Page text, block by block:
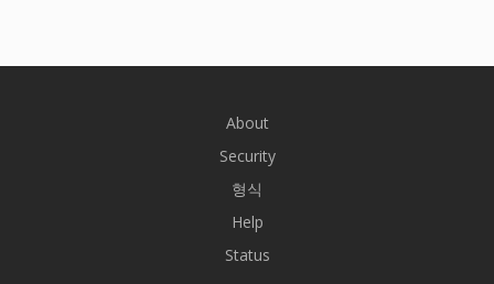
About
Security
형식
Help
Status